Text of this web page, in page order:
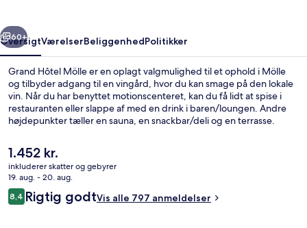
Næste
60+
OversigtVærelserBeliggenhedPolitikker
Grand Hôtel Mölle er en oplagt valgmulighed til et ophold i Mölle
og tilbyder adgang til en vingård, hvor du kan smage på den lokale
vin. Når du har benyttet motionscenteret, kan du få lidt at spise i
restauranten eller slappe af med en drink i baren/loungen. Andre
højdepunkter tæller en sauna, en snackbar/deli og en terrasse.
Den
nuværende
pris
er
1.452 kr.
1.452 kr.
inkluderer skatter og gebyrer
19. aug. - 20. aug.
Anmeldelser
8,48,4 ud af 10.
Rigtig godtVis alle 797 anmeldelser